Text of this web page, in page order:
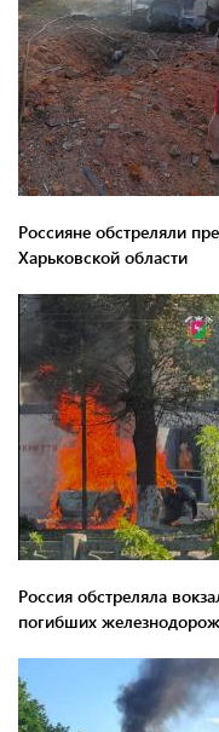
Россияне обстреляли
Харьковской области
Россия обстреляла
погибших